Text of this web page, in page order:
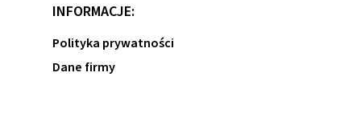
Fundacji Feminoteka. Doktorat obroniła w
INFORMACJE:
Polityka prywatności
Dane firmy